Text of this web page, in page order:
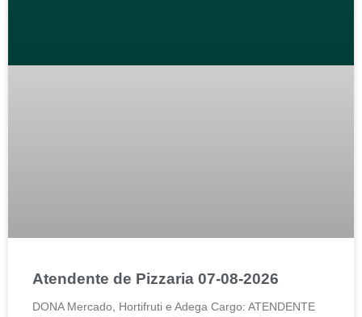
Atendente de Pizzaria 07-08-2026
DONA Mercado, Hortifruti e Adega Cargo: ATENDENTE